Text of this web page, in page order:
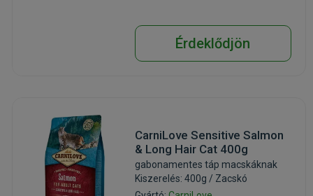
Érdeklődjön
CarniLove Sensitive Salmon
& Long Hair Cat 400g
gabonamentes táp macskáknak
Kiszerelés: 400g / Zacskó